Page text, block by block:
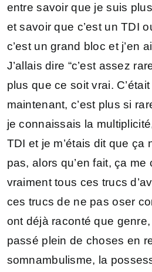
entre savoir que je suis
et savoir que c’est un TDI
c’est un grand bloc et j’en
J’allais dire “c’est assez
plus que ce soit vrai.
maintenant, c’est plus si
je connaissais la
TDI et je m’étais dit que ça
pas, alors qu’en fait, ça me
vraiment tous ces trucs
ces trucs de ne pas oser
ont déjà raconté que
passé plein de choses en
somnambulisme, la